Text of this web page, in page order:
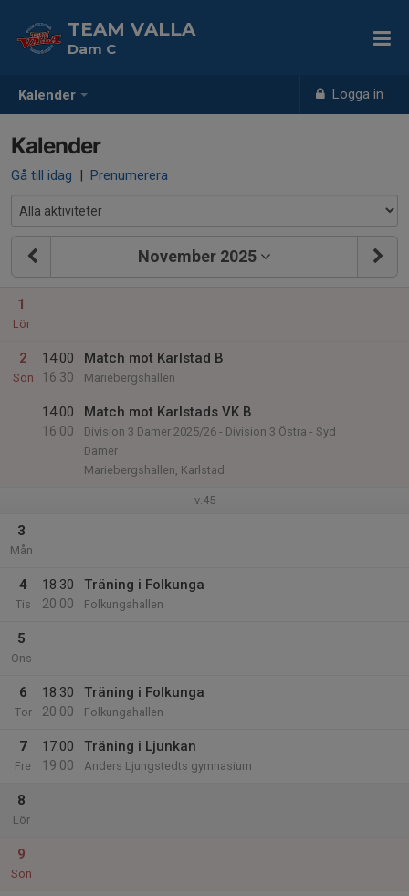
Kalender Logga in
TEAM VALLA
Dam C
Kalender
Gå till idag | Prenumerera
November 2025
1
Lör
2
Sön
14:00
16:30
Match mot Karlstad B
Mariebergshallen
14:00
16:00
Match mot Karlstads VK B
Division 3 Damer 2025/26 - Division 3 Östra - Syd
Damer
Mariebergshallen, Karlstad
v.45
3
Mån
4
Tis
18:30
20:00
Träning i Folkunga
Folkungahallen
5
Ons
6
Tor
18:30
20:00
Träning i Folkunga
Folkungahallen
7
Fre
17:00
19:00
Träning i Ljunkan
Anders Ljungstedts gymnasium
8
Lör
9
Sön